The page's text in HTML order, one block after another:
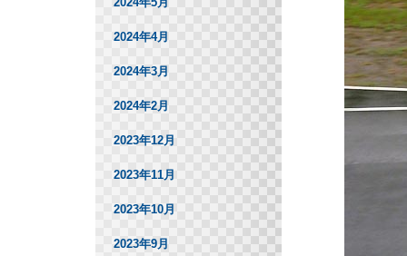
2024年4月
2024年3月
2024年2月
2023年12月
2023年11月
2023年10月
2023年9月